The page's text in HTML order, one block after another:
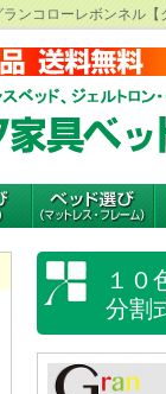
ンコローレボンネル【
１０
分割